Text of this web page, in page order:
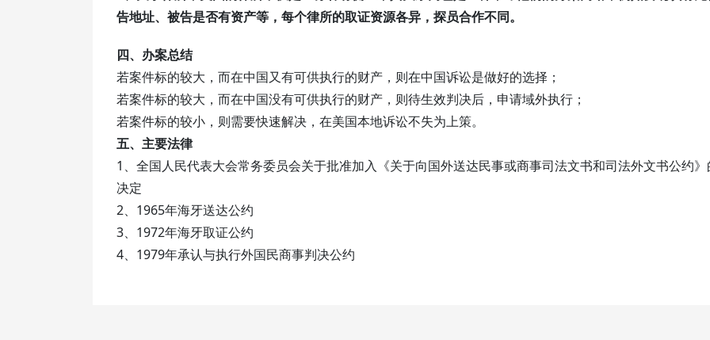
告地址、被告是否有资产等，每个律所的取证资源各异，探员合作不同。
四、办案总结
若案件标的较大，而在中国又有可供执行的财产，则在中国诉讼是做好的选择；
若案件标的较大，而在中国没有可供执行的财产，则待生效判决后，申请域外执行；
若案件标的较小，则需要快速解决，在美国本地诉讼不失为上策。
五、主要法律
1、全国人民代表大会常务委员会关于批准加入《关于向国外送达民事或商事司法文书和司法外文书公约》
决定
2、1965年海牙送达公约
3、1972年海牙取证公约
4、1979年承认与执行外国民商事判决公约